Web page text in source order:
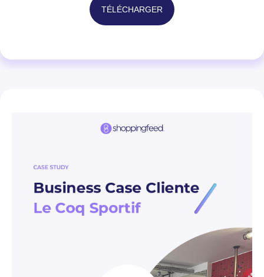
TÉLÉCHARGER